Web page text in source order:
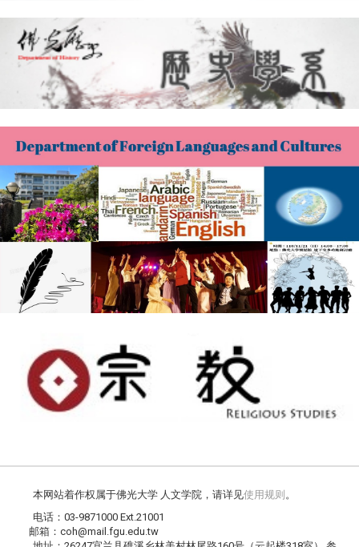
本网站着作权属于佛光大学 人文学院，请详见使用规则 。
电话：03-9871000 Ext.21001
邮箱：coh@mail.fgu.edu.tw